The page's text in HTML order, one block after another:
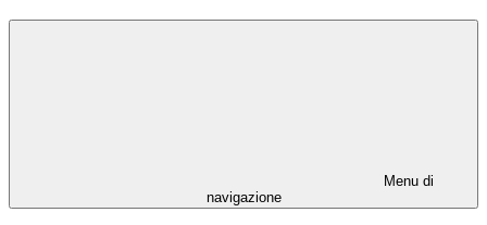
Menu di
navigazione